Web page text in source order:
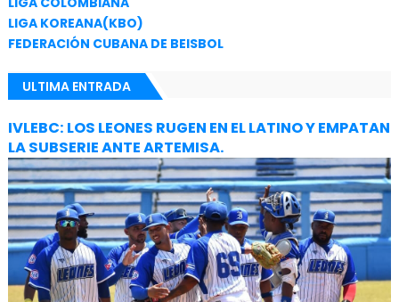
LIGA KOREANA(KBO)
FEDERACIÓN CUBANA DE BEISBOL
ULTIMA ENTRADA
IVLEBC: LOS LEONES RUGEN EN EL LATINO Y EMPATAN
LA SUBSERIE ANTE ARTEMISA.